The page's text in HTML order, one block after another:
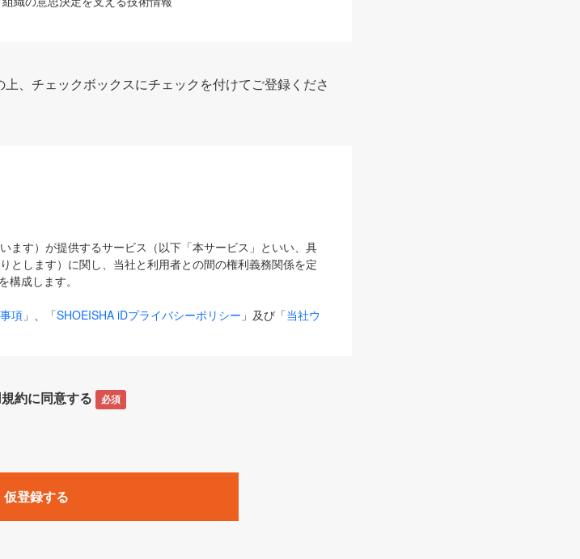
、チェックボックスにチェックを付けてご登録くださ
ます）が提供するサービス（以下「本サービス」といい、具
とします）に関し、当社と利用者との間の権利義務関係を定
成します。
項 」、「SHOEISHA iDプライバシーポリシー 」及び「当社ウ
。
ビス（名称や内容が変更された場合、変更後のサービスを含
するイベントやキャンペーンをいいます。
」「EnterpriseZine」「ECzine」「Biz/Zine」「HRzine」
約に同意する 必須
仮登録する